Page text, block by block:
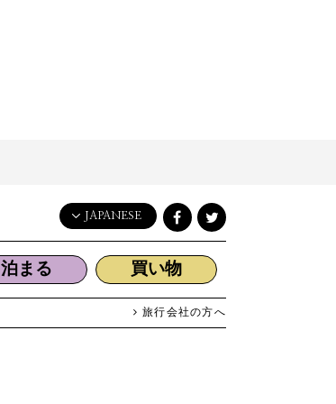
JAPANESE
English
日本語
简体中文
泊まる 買い物
旅行会社の方へ